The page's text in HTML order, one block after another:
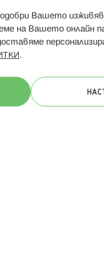
Hippoland.ro
Вашето
на Вашето онлайн
.